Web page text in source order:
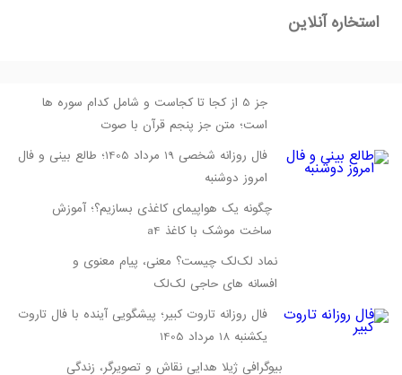
استخاره آنلاین
جز 5 از کجا تا کجاست و شامل کدام سوره ها
است؛ متن جز پنجم قرآن با صوت
فال روزانه شخصی 19 مرداد 1405؛ طالع بینی و فال
امروز دوشنبه
چگونه یک هواپیمای کاغذی بسازیم؟؛ آموزش
ساخت موشک با کاغذ a4
نماد لک‌لک چیست؟ معنی، پیام معنوی و
افسانه‌ های حاجی لک‌لک
فال روزانه تاروت کبیر؛ پیشگویی آینده با فال تاروت
یکشنبه 18 مرداد 1405
بیوگرافی ژیلا هدایی نقاش و تصویرگر، زندگی